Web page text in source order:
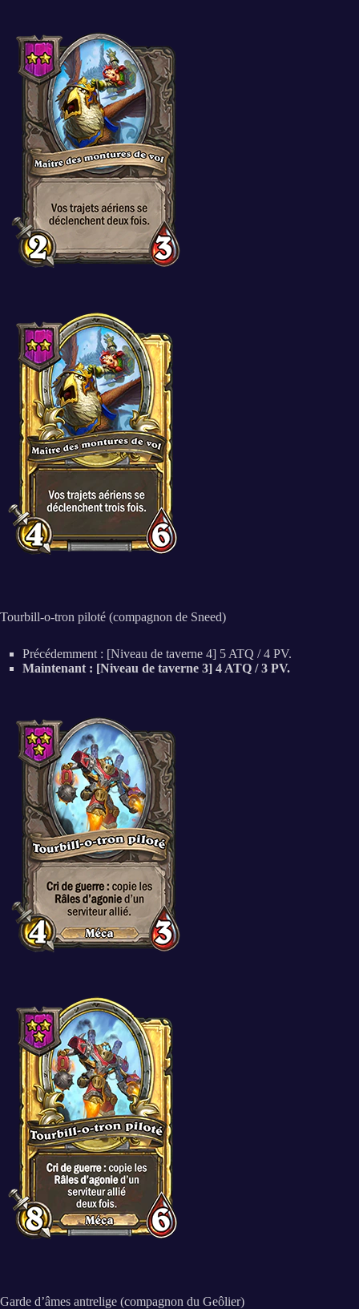
Tourbill-o-tron piloté (compagnon de Sneed)
Précédemment : [Niveau de taverne 4] 5 ATQ / 4 PV.
Maintenant : [Niveau de taverne 3] 4 ATQ / 3 PV.
Garde d’âmes antrelige (compagnon du Geôlier)